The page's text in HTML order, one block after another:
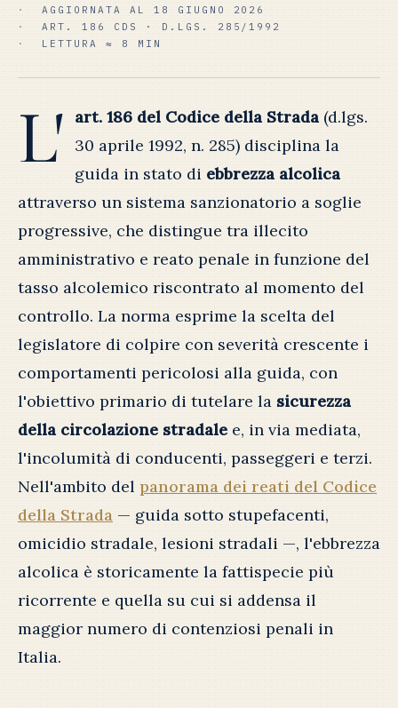
AGGIORNATA AL 18 GIUGNO 2026
ART. 186 CDS · D.LGS. 285/1992
LETTURA ≈ 8 MIN
L' art. 186 del Codice della Strada (d.lgs.
30 aprile 1992, n. 285) disciplina la
guida in stato di ebbrezza alcolica
attraverso un sistema sanzionatorio a soglie
progressive, che distingue tra illecito
amministrativo e reato penale in funzione del
tasso alcolemico riscontrato al momento del
controllo. La norma esprime la scelta del
legislatore di colpire con severità crescente i
comportamenti pericolosi alla guida, con
l'obiettivo primario di tutelare la sicurezza
della circolazione stradale e, in via mediata,
l'incolumità di conducenti, passeggeri e terzi.
Nell'ambito del panorama dei reati del Codice
della Strada — guida sotto stupefacenti,
omicidio stradale, lesioni stradali —, l'ebbrezza
alcolica è storicamente la fattispecie più
ricorrente e quella su cui si addensa il
maggior numero di contenziosi penali in
Italia.